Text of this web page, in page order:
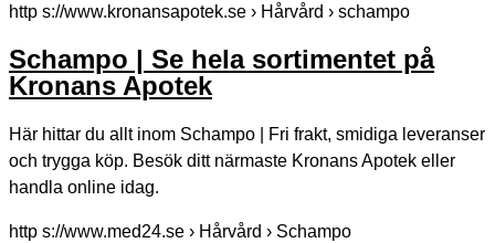
http s://www.kronansapotek.se › Hårvård › schampo
Schampo | Se hela sortimentet på
Kronans Apotek
Här hittar du allt inom Schampo | Fri frakt, smidiga leveranser
och trygga köp. Besök ditt närmaste Kronans Apotek eller
handla online idag.
http s://www.med24.se › Hårvård › Schampo